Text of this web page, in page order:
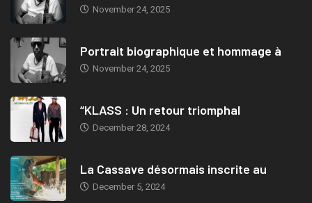
November 24, 2025
Portrait biographique et hommage à
November 24, 2025
“KLASS : Un retour triomphal
December 28, 2024
La Cassave désormais inscrite au
December 5, 2024